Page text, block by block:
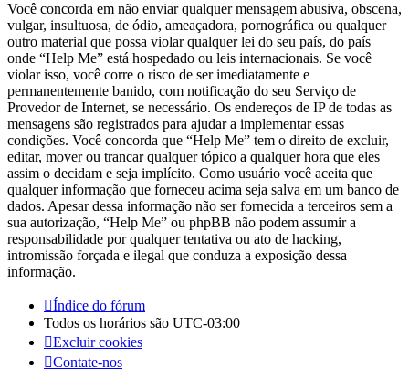
Você concorda em não enviar qualquer mensagem abusiva, obscena,
vulgar, insultuosa, de ódio, ameaçadora, pornográfica ou qualquer
outro material que possa violar qualquer lei do seu país, do país
onde “Help Me” está hospedado ou leis internacionais. Se você
violar isso, você corre o risco de ser imediatamente e
permanentemente banido, com notificação do seu Serviço de
Provedor de Internet, se necessário. Os endereços de IP de todas as
mensagens são registrados para ajudar a implementar essas
condições. Você concorda que “Help Me” tem o direito de excluir,
editar, mover ou trancar qualquer tópico a qualquer hora que eles
assim o decidam e seja implícito. Como usuário você aceita que
qualquer informação que forneceu acima seja salva em um banco de
dados. Apesar dessa informação não ser fornecida a terceiros sem a
sua autorização, “Help Me” ou phpBB não podem assumir a
responsabilidade por qualquer tentativa ou ato de hacking,
intromissão forçada e ilegal que conduza a exposição dessa
informação.
Índice do fórum
Todos os horários são UTC-03:00
Excluir cookies
Contate-nos